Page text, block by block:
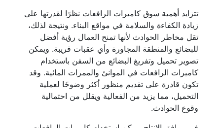
تتزايد أهمية سوق كاميرات الرافعات نظرًا لقدرتها على
زيادة الكفاءة والسلامة في مواقع البناء. ونتيجة لذلك،
تقل مخاطر الحوادث لأنها تمنح العمال رؤية أفضل
للبضائع والمنطقة المجاورة وأي عقبات قريبة. ويمكن
تصوير تحميل وتفريغ البضائع من السفن باستخدام
كاميرات الرافعات في الموانئ والممرات المائية. وقد
تكون قادرة على تقديم منظور أكثر وضوحًا لعملية
التحميل، مما يزيد من الفعالية ويقلل من احتمالية
وقوع الحوادث.